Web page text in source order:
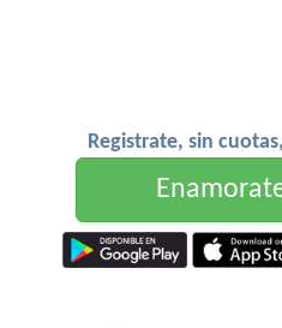
Registrate, sin